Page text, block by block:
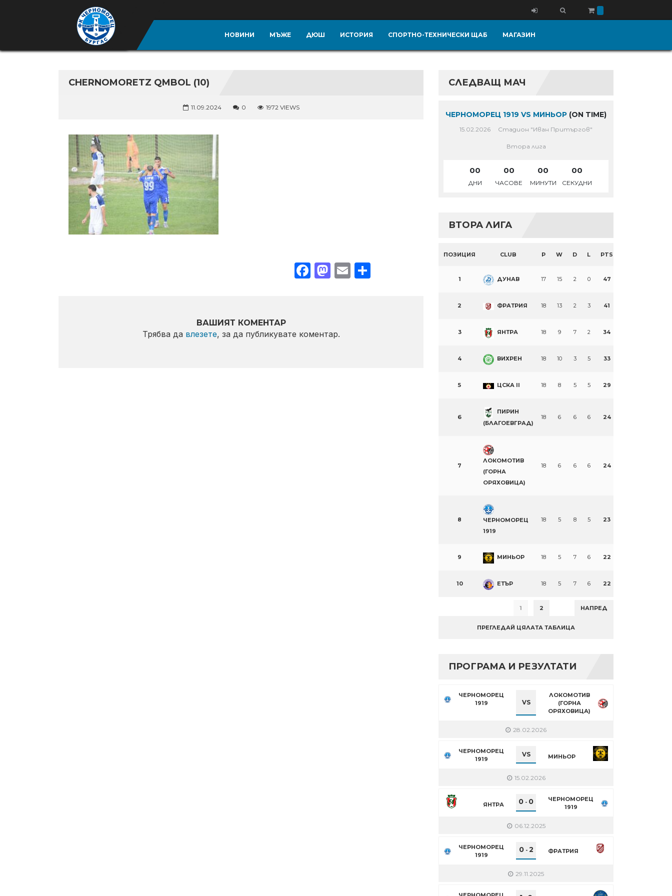
НОВИНИ МЪЖЕ ДЮШ ИСТОРИЯ СПОРТНО-ТЕХНИЧЕСКИ ЩАБ МАГАЗИН
CHERNOMORETZ QMBOL (10)
11.09.2024 0 1972 VIEWS
Facebook
Mastodon
EmailShare
ВАШИЯТ КОМЕНТАР
Трябва да влезете, за да публикувате коментар.
СЛЕДВАЩ МАЧ
ЧЕРНОМОРЕЦ 1919 VS МИНЬОР (ON TIME)
15.02.2026 Стадион "Иван Притъргов"
Втора лига
00
ДНИ
00
ЧАСОВЕ
00
МИНУТИ
00
СЕКУДНИ
ВТОРА ЛИГА
ПОЗИЦИЯ CLUB P W D L PTS
1 ДУНАВ 17 15 2 0 47
2 ФРАТРИЯ 18 13 2 3 41
3 ЯНТРА 18 9 7 2 34
4 ВИХРЕН 18 10 3 5 33
5 ЦСКА II 18 8 5 5 29
6
ПИРИН
(БЛАГОЕВГРАД)
18 6 6 6 24
7
ЛОКОМОТИВ
(ГОРНА
ОРЯХОВИЦА)
18 6 6 6 24
8
ЧЕРНОМОРЕЦ
1919
18 5 8 5 23
9 МИНЬОР 18 5 7 6 22
10 ЕТЪР 18 5 7 6 22
1 2 НАПРЕД
ПРЕГЛЕДАЙ ЦЯЛАТА ТАБЛИЦА
ПРОГРАМА И РЕЗУЛТАТИ
ЧЕРНОМОРЕЦ
1919
VS
ЛОКОМОТИВ
(ГОРНА
ОРЯХОВИЦА)
28.02.2026
ЧЕРНОМОРЕЦ
1919
VS МИНЬОР
15.02.2026
ЯНТРА 0 - 0
ЧЕРНОМОРЕЦ
1919
06.12.2025
ЧЕРНОМОРЕЦ
1919
0- 2 ФРАТРИЯ
29.11.2025